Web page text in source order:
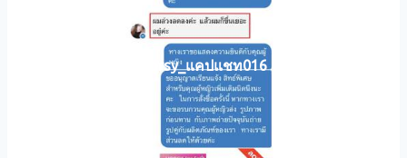
horsy_แคปแชท016